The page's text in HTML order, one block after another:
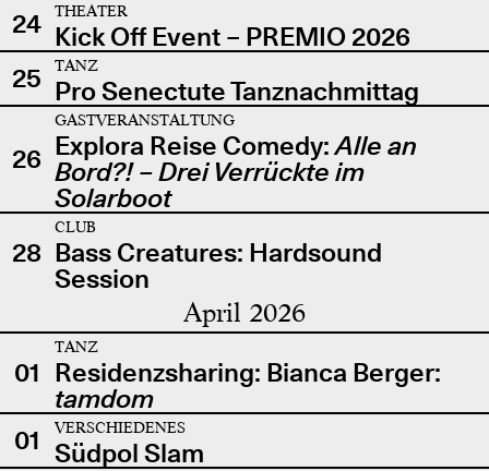
24
THEATER
Kick Off Event – PREMIO 2026
25
TANZ
Pro Senectute Tanznachmittag
26
GASTVERANSTALTUNG
Explora Reise Comedy:Alle an
Bord?! – Drei Verrückte im
Solarboot
28
CLUB
Bass Creatures: Hardsound
Session
April 2026
01
TANZ
Residenzsharing: Bianca Berger:
tamdom
01
VERSCHIEDENES
Südpol Slam